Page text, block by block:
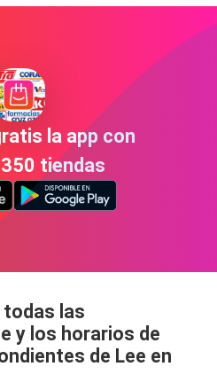
la app con
tiendas
las
y los horarios de
de Lee en